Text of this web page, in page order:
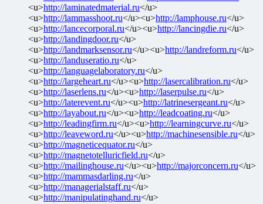
<u>http://laminatedmaterial.ru</u>
<u>http://lammasshoot.ru</u><u>http://lamphouse.ru</u>
<u>http://lancecorporal.ru</u><u>http://lancingdie.ru</u>
<u>http://landingdoor.ru</u>
<u>http://landmarksensor.ru</u><u>http://landreform.ru</u>
<u>http://landuseratio.ru</u>
<u>http://languagelaboratory.ru</u>
<u>http://largeheart.ru</u><u>http://lasercalibration.ru</u>
<u>http://laserlens.ru</u><u>http://laserpulse.ru</u>
<u>http://laterevent.ru</u><u>http://latrinesergeant.ru</u>
<u>http://layabout.ru</u><u>http://leadcoating.ru</u>
<u>http://leadingfirm.ru</u><u>http://learningcurve.ru</u>
<u>http://leaveword.ru</u><u>http://machinesensible.ru</u>
<u>http://magneticequator.ru</u>
<u>http://magnetotelluricfield.ru</u>
<u>http://mailinghouse.ru</u><u>http://majorconcern.ru</u>
<u>http://mammasdarling.ru</u>
<u>http://managerialstaff.ru</u>
<u>http://manipulatinghand.ru</u>